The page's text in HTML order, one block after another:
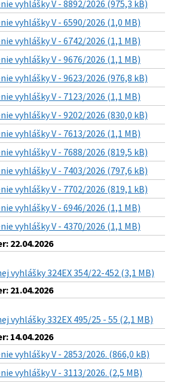
vyhlášky V - 8892/2026 (975,3 kB)
vyhlášky V - 6590/2026 (1,0 MB)
vyhlášky V - 6742/2026 (1,1 MB)
vyhlášky V - 9676/2026 (1,1 MB)
vyhlášky V - 9623/2026 (976,8 kB)
vyhlášky V - 7123/2026 (1,1 MB)
vyhlášky V - 9202/2026 (830,0 kB)
vyhlášky V - 7613/2026 (1,1 MB)
vyhlášky V - 7688/2026 (819,5 kB)
vyhlášky V - 7403/2026 (797,6 kB)
vyhlášky V - 7702/2026 (819,1 kB)
vyhlášky V - 6946/2026 (1,1 MB)
vyhlášky V - 4370/2026 (1,1 MB)
22.04.2026
vyhlášky 324EX 354/22-452 (3,1 MB)
21.04.2026
vyhlášky 332EX 495/25 - 55 (2,1 MB)
14.04.2026
vyhlášky V - 2853/2026. (866,0 kB)
vyhlášky V - 3113/2026. (2,5 MB)